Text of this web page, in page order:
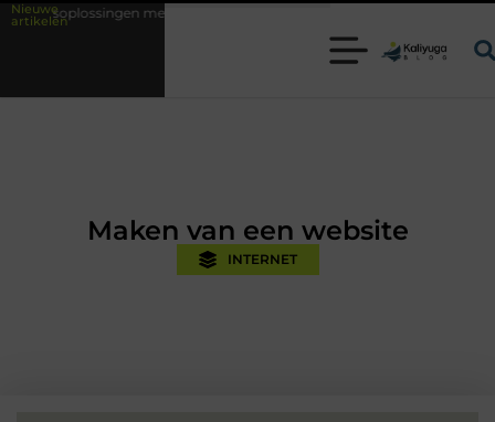
Nieuwe
artikelen
kennis uit de praktijk
Maken van een website
INTERNET